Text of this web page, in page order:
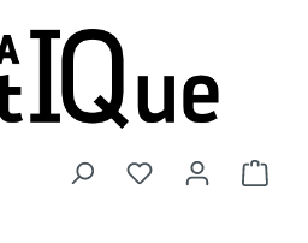
Du hast 0